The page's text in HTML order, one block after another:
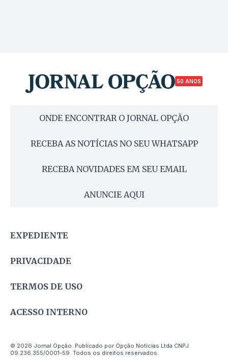
50 ANOS
ONDE ENCONTRAR O JORNAL OPÇÃO
RECEBA AS NOTÍCIAS NO SEU WHATSAPP
RECEBA NOVIDADES EM SEU EMAIL
ANUNCIE AQUI
EXPEDIENTE
PRIVACIDADE
TERMOS DE USO
ACESSO INTERNO
© 2026 Jornal Opção. Publicado por Opção Notícias Ltda CNPJ
09.236.355/0001-59. Todos os direitos reservados.